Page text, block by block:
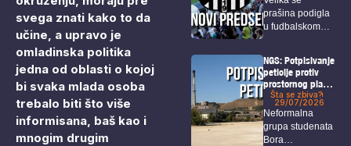
svega znati kako to da
učine, a upravo je
omladinska politika
jedna od oblasti o kojoj
bi svaka mlada osoba
trebalo biti što više
informisana, baš kao i
mnogim drugim
prašina podigla
u fudbalskom
NGS: Potpisivanje
peticije protiv
prostornog plana
i u Boru!
Šta se zbiva?
29/07/2026
Neformalna
grupa studenata
Bora